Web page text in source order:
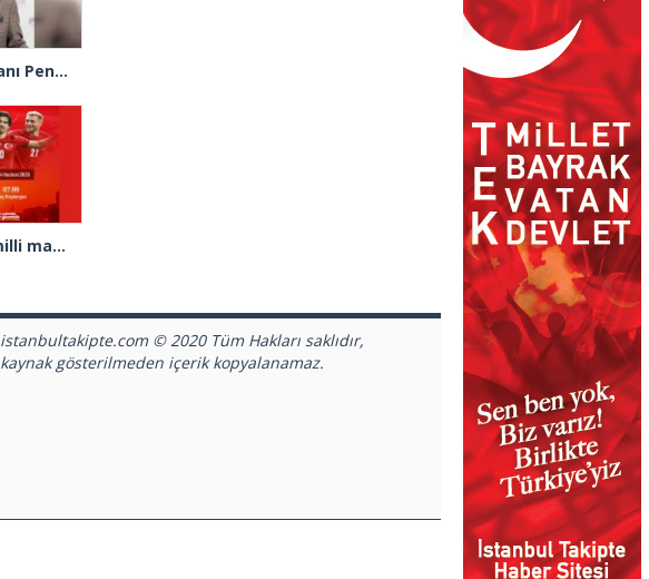
Milli maç heyecanı Pendik’te dev ekranda yaşanacak
Sultanbeyli’de milli maç heyecanı sabah namazıyla başlayacak
istanbultakipte.com © 2020 Tüm Hakları saklıdır,
kaynak gösterilmeden içerik kopyalanamaz.